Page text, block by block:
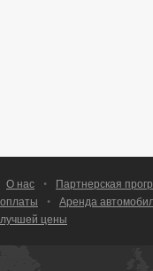
О нас • Партнерская
оплаты
• Аренда
лучшей цены